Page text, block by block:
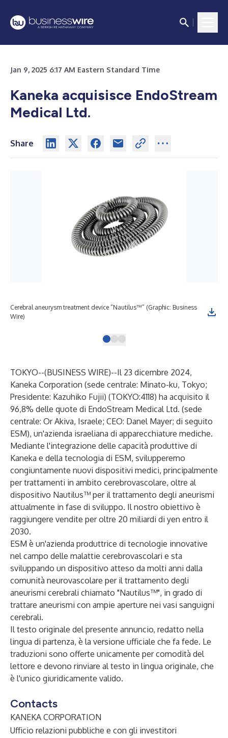
Jan 9, 2025 6:17 AM Eastern Standard Time
Kaneka acquisisce EndoStream
Medical Ltd.
Share
Cerebral aneurysm treatment device “Nautilus™” (Graphic: Business
Wire)
TOKYO--(BUSINESS WIRE)--Il 23 dicembre 2024,
Kaneka Corporation (sede centrale: Minato-ku, Tokyo;
Presidente: Kazuhiko Fujii) (TOKYO:4118) ha acquisito il
96,8% delle quote di EndoStream Medical Ltd. (sede
centrale: Or Akiva, Israele; CEO: Danel Mayer; di seguito
ESM), un'azienda israeliana di apparecchiature mediche.
Mediante l'integrazione delle capacità produttive di
Kaneka e della tecnologia di ESM, svilupperemo
congiuntamente nuovi dispositivi medici, principalmente
per trattamenti in ambito cerebrovascolare, oltre al
dispositivo Nautilus™ per il trattamento degli aneurismi
attualmente in fase di sviluppo. Il nostro obiettivo è
raggiungere vendite per oltre 20 miliardi di yen entro il
2030.
ESM è un'azienda produttrice di tecnologie innovative
nel campo delle malattie cerebrovascolari e sta
sviluppando un dispositivo atteso da molti anni dalla
comunità neurovascolare per il trattamento degli
aneurismi cerebrali chiamato "Nautilus™", in grado di
trattare aneurismi con ampie aperture nei vasi sanguigni
cerebrali.
Il testo originale del presente annuncio, redatto nella
lingua di partenza, è la versione ufficiale che fa fede. Le
traduzioni sono offerte unicamente per comodità del
lettore e devono rinviare al testo in lingua originale, che
è l'unico giuridicamente valido.
Contacts
KANEKA CORPORATION
Ufficio relazioni pubbliche e con gli investitori